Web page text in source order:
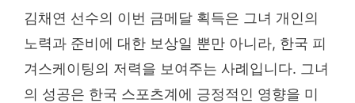
김채연 선수의 이번 금메달 획득은 그녀 개인의
노력과 준비에 대한 보상일 뿐만 아니라, 한국 피
겨스케이팅의 저력을 보여주는 사례입니다. 그녀
의 성공은 한국 스포츠계에 긍정적인 영향을 미